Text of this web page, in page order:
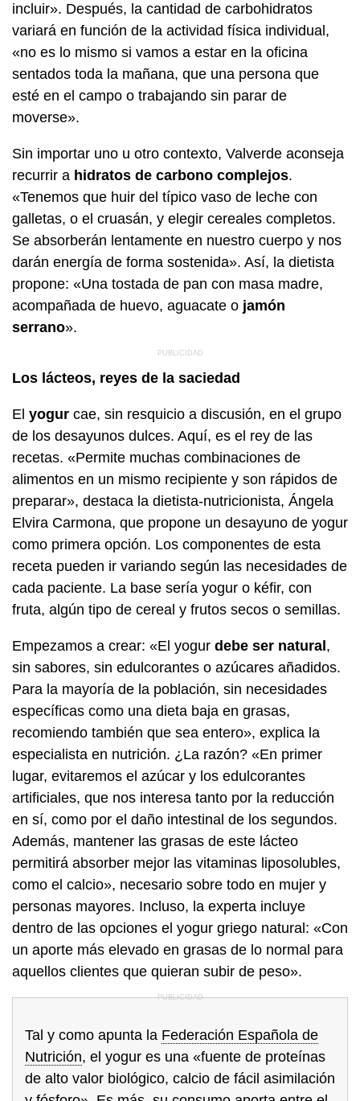
incluir». Después, la cantidad de carbohidratos
variará en función de la actividad física individual,
«no es lo mismo si vamos a estar en la oficina
sentados toda la mañana, que una persona que
esté en el campo o trabajando sin parar de
moverse».
Sin importar uno u otro contexto, Valverde aconseja
recurrir a hidratos de carbono complejos.
«Tenemos que huir del típico vaso de leche con
galletas, o el cruasán, y elegir cereales completos.
Se absorberán lentamente en nuestro cuerpo y nos
darán energía de forma sostenida». Así, la dietista
propone: «Una tostada de pan con masa madre,
acompañada de huevo, aguacate o jamón
serrano».
Los lácteos, reyes de la saciedad
El yogur cae, sin resquicio a discusión, en el grupo
de los desayunos dulces. Aquí, es el rey de las
recetas. «Permite muchas combinaciones de
alimentos en un mismo recipiente y son rápidos de
preparar», destaca la dietista-nutricionista, Ángela
Elvira Carmona, que propone un desayuno de yogur
como primera opción. Los componentes de esta
receta pueden ir variando según las necesidades de
cada paciente. La base sería yogur o kéfir, con
fruta, algún tipo de cereal y frutos secos o semillas.
Empezamos a crear: «El yogur debe ser natural ,
sin sabores, sin edulcorantes o azúcares añadidos.
Para la mayoría de la población, sin necesidades
específicas como una dieta baja en grasas,
recomiendo también que sea entero», explica la
especialista en nutrición. ¿La razón? «En primer
lugar, evitaremos el azúcar y los edulcorantes
artificiales, que nos interesa tanto por la reducción
en sí, como por el daño intestinal de los segundos.
Además, mantener las grasas de este lácteo
permitirá absorber mejor las vitaminas liposolubles,
como el calcio», necesario sobre todo en mujer y
personas mayores. Incluso, la experta incluye
dentro de las opciones el yogur griego natural: «Con
un aporte más elevado en grasas de lo normal para
aquellos clientes que quieran subir de peso».
Tal y como apunta la Federación Española de
Nutrición, el yogur es una «fuente de proteínas
de alto valor biológico, calcio de fácil asimilación